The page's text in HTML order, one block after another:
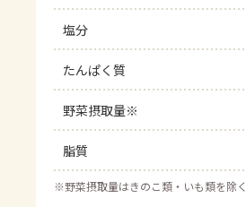
塩分
たんぱく質
野菜摂取量※
脂質
※野菜摂取量はきのこ類・いも類を除く